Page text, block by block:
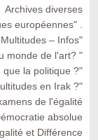
Archives diverses
européennes" .
– Infos"
monde de l'art? "
que la politique ?"
en Irak ?"
de l'égalité
absolue
et Différence